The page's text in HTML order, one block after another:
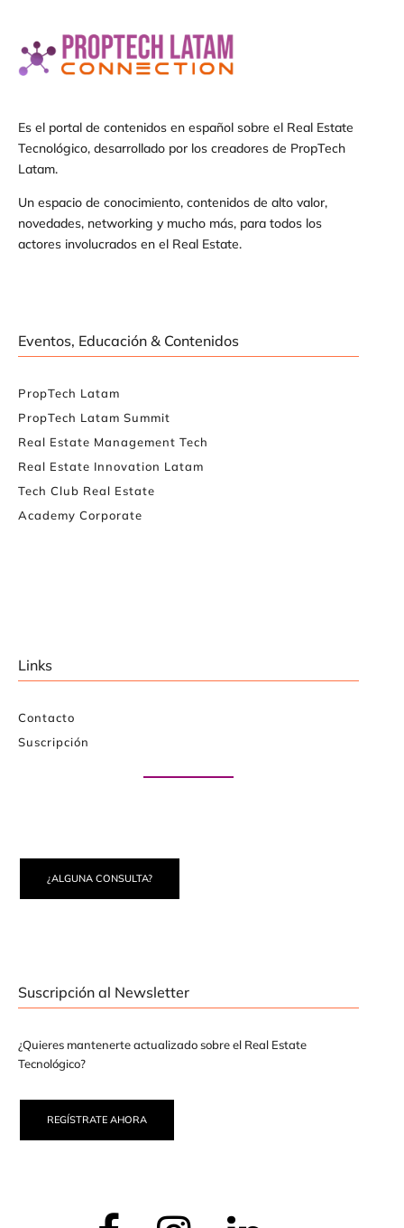
Es el portal de contenidos en español sobre el Real Estate
Tecnológico, desarrollado por los creadores de PropTech
Latam.
Un espacio de conocimiento, contenidos de alto valor,
novedades, networking y mucho más, para todos los
actores involucrados en el Real Estate.
Eventos, Educación & Contenidos
PropTech Latam
PropTech Latam Summit
Real Estate Management Tech
Real Estate Innovation Latam
Tech Club Real Estate
Academy Corporate
Links
Contacto
Suscripción
¿ALGUNA CONSULTA?
Suscripción al Newsletter
¿Quieres mantenerte actualizado sobre el Real Estate
Tecnológico?
REGÍSTRATE AHORA